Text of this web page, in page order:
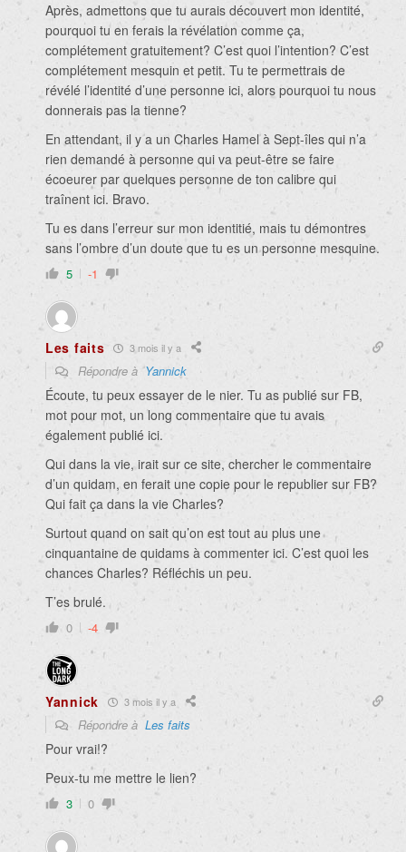
Après, admettons que tu aurais découvert mon identité,
pourquoi tu en ferais la révélation comme ça,
complétement gratuitement? C’est quoi l’intention? C’est
complétement mesquin et petit. Tu te permettrais de
révélé l’identité d’une personne ici, alors pourquoi tu nous
donnerais pas la tienne?
En attendant, il y a un Charles Hamel à Sept-îles qui n’a
rien demandé à personne qui va peut-être se faire
écoeurer par quelques personne de ton calibre qui
traînent ici. Bravo.
Tu es dans l’erreur sur mon identitié, mais tu démontres
sans l’ombre d’un doute que tu es un personne mesquine.
5 -1
Les faits 3 mois il y a
Répondre àYannick
Écoute, tu peux essayer de le nier. Tu as publié sur FB,
mot pour mot, un long commentaire que tu avais
également publié ici.
Qui dans la vie, irait sur ce site, chercher le commentaire
d’un quidam, en ferait une copie pour le republier sur FB?
Qui fait ça dans la vie Charles?
Surtout quand on sait qu’on est tout au plus une
cinquantaine de quidams à commenter ici. C’est quoi les
chances Charles? Réfléchis un peu.
T’es brulé.
0 -4
Yannick 3 mois il y a
Répondre à Les faits
Pour vrai!?
Peux-tu me mettre le lien?
3 0